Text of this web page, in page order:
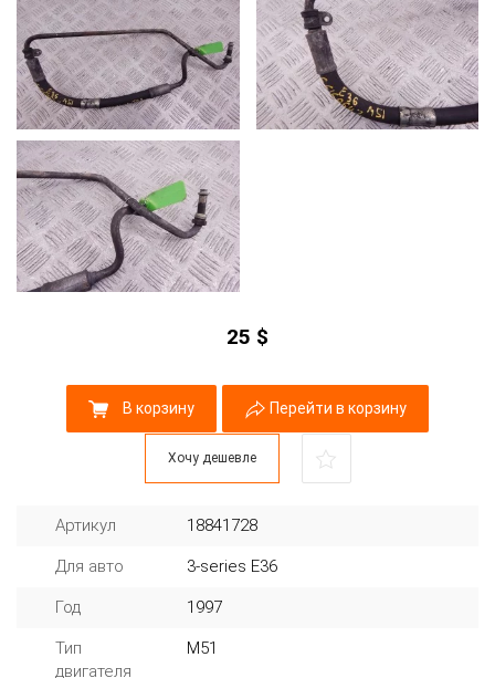
25 $
В корзину Перейти в корзину
Хочу дешевле
Артикул 18841728
Для авто 3-series E36
Год 1997
Тип
двигателя
M51